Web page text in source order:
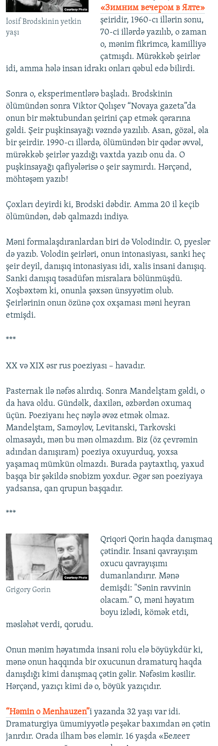
İosif Brodskinin yetkin
yaşı
«Зимним вечером в Ялте»
şeiridir, 1960-cı illərin sonu,
70-ci illərdə yazılıb, o zaman
o, mənim fikrimcə, kamilliyə
çatmışdı. Mürəkkəb şeirlər
idi, amma hələ insan idrakı onları qəbul edə bilirdi.
Sonra o, eksperimentlərə başladı. Brodskinin
ölümündən sonra Viktor Qolışev “Novaya gazeta”da
onun bir məktubundan şeirini çap etmək qərarına
gəldi. Şeir puşkinsayağı vəzndə yazılıb. Asan, gözəl, əla
bir şeirdir. 1990-cı illərdə, ölümündən bir qədər əvvəl,
mürəkkəb şeirlər yazdığı vaxtda yazıb onu da. O
puşkinsayağı qafiyələrisə o şeir saymırdı. Hərçənd,
möhtəşəm yazıb!
Çoxları deyirdi ki, Brodski dəbdir. Amma 20 il keçib
ölümündən, dəb qalmazdı indiyə.
Məni formalaşdıranlardan biri də Volodindir. O, pyeslər
də yazıb. Volodin şeirləri, onun intonasiyası, sanki heç
şeir deyil, danışıq intonasiyası idi, xalis insani danışıq.
Sanki danışıq təsadüfən misralara bölünmüşdü.
Xoşbəxtəm ki, onunla şəxsən ünsyyətim olub.
Şeirlərinin onun özünə çox oxşaması məni heyran
etmişdi.
***
ХХ və XIX əsr rus poeziyası – havadır.
Pasternak ilə nəfəs alırdıq. Sonra Mandelştam gəldi, o
da hava oldu. Gündəlk, daxilən, əzbərdən oxumaq
üçün. Poeziyanı heç nəylə əvəz etmək olmaz.
Mandelştam, Samoylov, Levitanski, Tarkovski
olmasaydı, mən bu mən olmazdım. Biz (öz çevrəmin
adından danışıram) poeziya oxuyurduq, yoxsa
yaşamaq mümkün olmazdı. Burada paytaxtlıq, yaxud
başqa bir şəkildə snobizm yoxdur. Əgər sən poeziyaya
yadsansa, qan qrupun başqadır.
***
Grigory Gorin
Qriqori Qorin haqda danışmaq
çətindir. İnsani qavrayışım
oxucu qavrayışımı
dumanlandırır. Mənə
demişdi: "Sənin ravvinin
olacam.” O, məni həyatım
boyu izlədi, kömək etdi,
məsləhət verdi, qorudu.
Onun mənim həyatımda insani rolu elə böyüykdür ki,
mənə onun haqqında bir oxucunun dramaturq haqda
danışdığı kimi danışmaq çətin gəlir. Nəfəsim kəsilir.
Hərçənd, yazıçı kimi də o, böyük yazıçıdır.
“Həmin o Menhauzen”i yazanda 32 yaşı var idi.
Dramaturgiya ümumiyyətlə peşəkar baxımdan ən çətin
janrdır. Orada ilham bəs eləmir. 16 yaşda «Белеет